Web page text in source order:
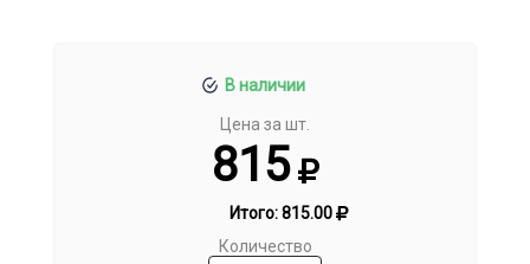
В наличии
Цена за шт.
815
Итого:815.00
Количество